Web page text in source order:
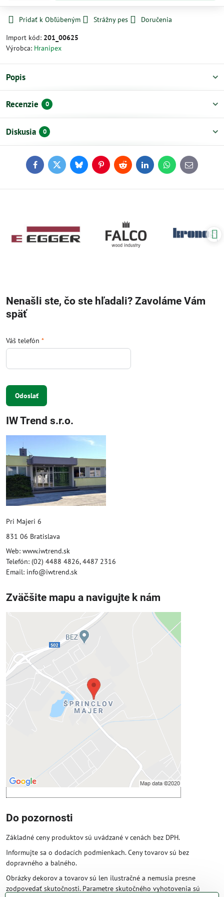
Pridať k Obľúbeným Strážny pes
Doručenia
Import kód: 201_00625
Výrobca: Hranipex
Popis
Recenzie 0
Diskusia 0
FacebookTwitterBlueskyPinterestReddit LinkedInWhatsApp
E-
mail
Nenašli ste, čo ste hľadali? Zavoláme Vám
späť
Váš telefón *
Odoslať
IW Trend s.r.o.
Pri Majeri 6
831 06 Bratislava
Web: www.iwtrend.sk
Telefón: (02) 4488 4826, 4487 2316
Email: info@iwtrend.sk
Zväčšite mapu a navigujte k nám
Externý obsah je blokovaný
Prajete si načítať externý obsah?
Povoliť tentokrát
Povoliť a zapamätať - súhlas s druhom
cookie: Funkčné
Otvoriť obsah v novom okne
Do pozornosti
Základné ceny produktov sú uvádzané v cenách bez DPH.
Informujte sa o dodacích podmienkach. Ceny tovarov sú bez
dopravného a balného.
Obrázky dekorov a tovarov sú len ilustračné a nemusia presne
zodpovedať skutočnosti. Parametre skutočného vyhotovenia sú